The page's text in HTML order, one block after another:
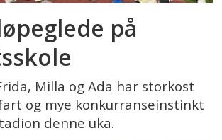
på
Milla og Ada har storkost
og mye konkurranseinstinkt
denne uka.